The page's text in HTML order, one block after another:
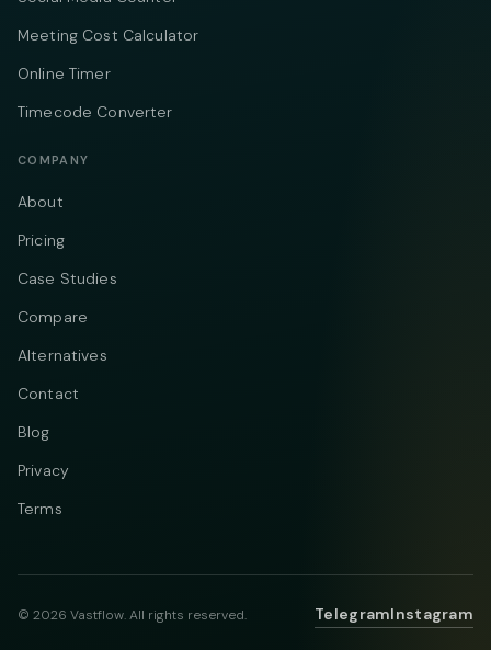
Meeting Cost Calculator
Online Timer
Timecode Converter
COMPANY
About
Pricing
Case Studies
Compare
Alternatives
Contact
Blog
Privacy
Terms
© 2026 Vastflow. All rights reserved. TelegramInstagram